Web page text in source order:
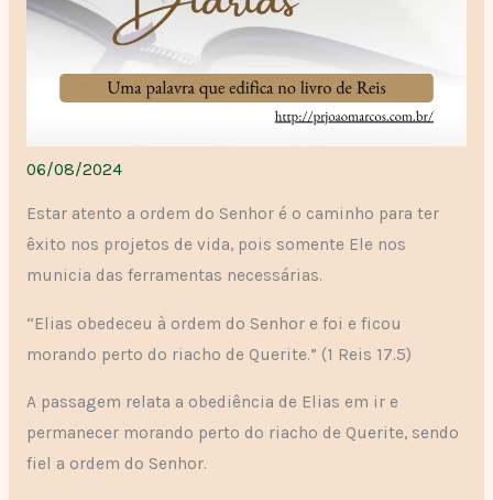
06/08/2024
Estar atento a ordem do Senhor é o caminho para ter
êxito nos projetos de vida, pois somente Ele nos
municia das ferramentas necessárias.
“Elias obedeceu à ordem do Senhor e foi e ficou
morando perto do riacho de Querite.” (1 Reis 17.5)
A passagem relata a obediência de Elias em ir e
permanecer morando perto do riacho de Querite, sendo
fiel a ordem do Senhor.